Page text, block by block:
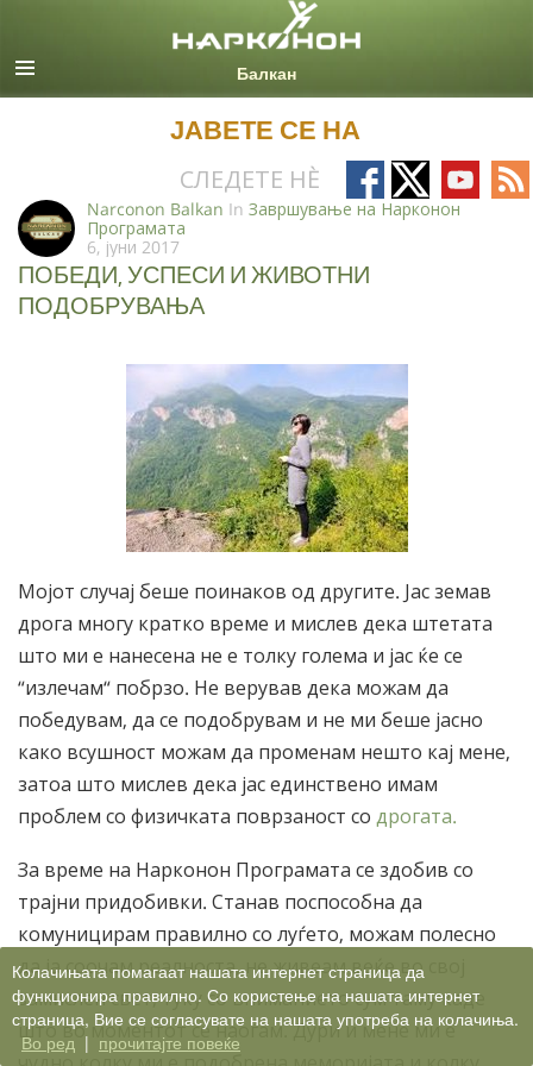
Macedonian
ЈАВЕТЕ СЕ НА
СЛЕДЕТЕ НÈ
Follow
on
Follow
on
Follow
on
on
Narconon Balkan In Завршување на Нарконон
Програмата
6, јуни 2017
ПОБЕДИ, УСПЕСИ И ЖИВОТНИ
ПОДОБРУВАЊА
Мојот случај беше поинаков од другите. Јас земав
дрога многу кратко време и мислев дека штетата
што ми е нанесена не е толку голема и јас ќе се
“излечам“ побрзо. Не верував дека можам да
победувам, да се подобрувам и не ми беше јасно
како всушност можам да променам нешто кај мене,
затоа што мислев дека јас единствено имам
проблем со физичката поврзаност со дрогата.
За време на Нарконон Програмата се здобив со
трајни придобивки. Станав поспособна да
комуницирам правилно со луѓето, можам полесно
да ја соочам реалноста, не живеам веќе во свој
замислен свет, туку со вниманието сум таму каде
што во моментот се наоѓам. Дури и мене ми е
Колачињата помагаат нашата интернет страница да
функционира правилно. Со користење на нашата интернет
страница, Вие се согласувате на нашата употреба на колачиња.
Во ред | прочитајте повеќе